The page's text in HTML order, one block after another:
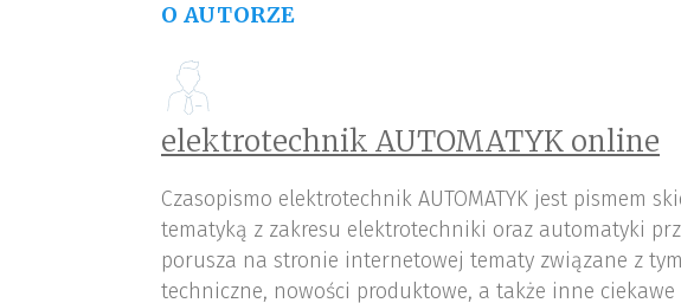
O AUTORZE
elektrotechnik AUTOMATYK online
Czasopismo elektrotechnik AUTOMATYK jest pismem
tematyką z zakresu elektrotechniki oraz automatyki
porusza na stronie internetowej tematy związane z
techniczne, nowości produktowe, a także inne